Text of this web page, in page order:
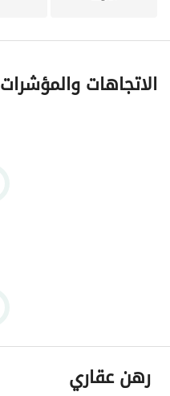
الاتجاهات والمؤشرات
رهن عقاري